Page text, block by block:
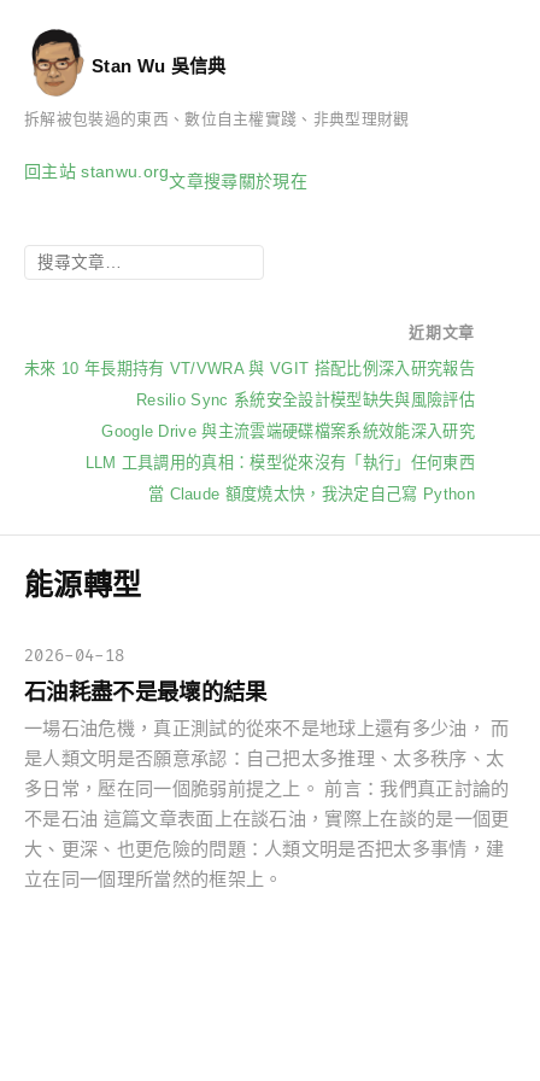
Stan Wu 吳信典
拆解被包裝過的東西、數位自主權實踐、非典型理財觀
回主站 stanwu.org文章搜尋關於現在
近期文章
未來 10 年長期持有 VT/VWRA 與 VGIT 搭配比例深入研究報告
Resilio Sync 系統安全設計模型缺失與風險評估
Google Drive 與主流雲端硬碟檔案系統效能深入研究
LLM 工具調用的真相：模型從來沒有「執行」任何東西
當 Claude 額度燒太快，我決定自己寫 Python
能源轉型
2026-04-18
石油耗盡不是最壞的結果
一場石油危機，真正測試的從來不是地球上還有多少油， 而
是人類文明是否願意承認：自己把太多推理、太多秩序、太
多日常，壓在同一個脆弱前提之上。 前言：我們真正討論的
不是石油 這篇文章表面上在談石油，實際上在談的是一個更
大、更深、也更危險的問題：人類文明是否把太多事情，建
立在同一個理所當然的框架上。